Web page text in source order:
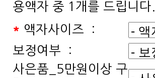
용액자 중 1개를 드립니다.
* 액자사이즈 :
보정여부 :